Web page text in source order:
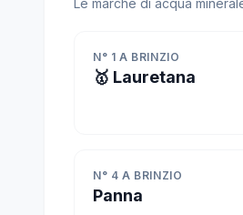
Le marche di acqua
N° 1 A BRINZIO
🥇 Lauretana
N° 4 A BRINZIO
Panna